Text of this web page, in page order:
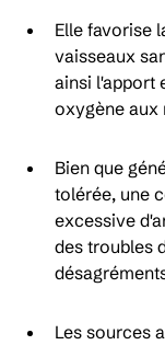
Elle favorise
vaisseaux
ainsi l'apport
oxygène aux
Bien que
tolérée, une
excessive
des troubles
Les sources